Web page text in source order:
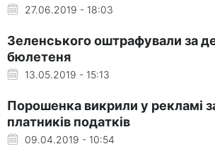
27.06.2019 - 18:03
Зеленського оштрафували за
бюлетеня
13.05.2019 - 15:13
Порошенка викрили у рекламі
платників податків
09.04.2019 - 10:54